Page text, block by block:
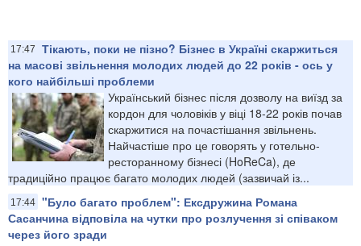
17:47
Тікають, поки не пізно? Бізнес в Україні скаржиться
на масові звільнення молодих людей до 22 років - ось у
кого найбільші проблеми
Український бізнес після дозволу на виїзд за
кордон для чоловіків у віці 18-22 років почав
скаржитися на почастішання звільнень.
Найчастіше про це говорять у готельно-
ресторанному бізнесі (HoReCa), де
традиційно працює багато молодих людей (зазвичай із...
17:44 "Було багато проблем": Ексдружина Романа
Сасанчина відповіла на чутки про розлучення зі співаком
через його зради